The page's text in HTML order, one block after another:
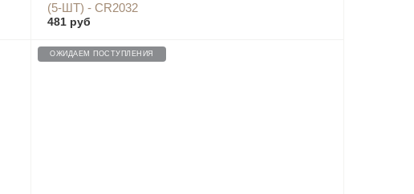
(5-ШТ) - CR2032
481 руб
ОЖИДАЕМ ПОСТУПЛЕНИЯ